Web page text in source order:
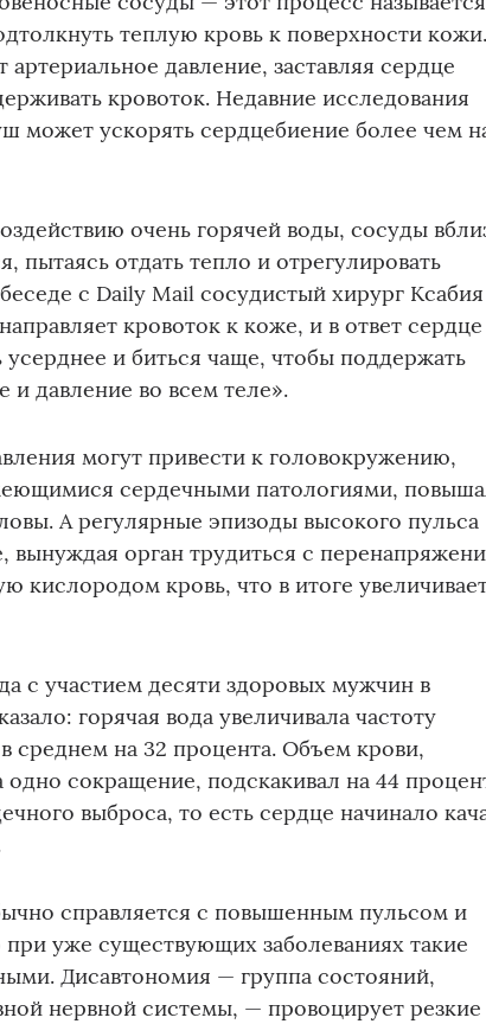
теплую кровь к поверхности
давление, заставляя сердце
кровоток. Недавние исследования
может ускорять сердцебиение более чем
очень горячей воды, сосуды
пытаясь отдать тепло и отрегулировать
с Daily Mail сосудистый хирург Ксабия
кровоток к коже, и в ответ сердце
усерднее и биться чаще, чтобы поддержать
и давление во всем теле».
могут привести к головокружению,
сердечными патологиями,
А регулярные эпизоды высокого пульса
вынуждая орган трудиться с
кислородом кровь, что в итоге
с участием десяти здоровых мужчин в
горячая вода увеличивала частоту
среднем на 32 процента. Объем крови,
сокращение, подскакивал на 44
выброса, то есть сердце начинало
справляется с повышенным пульсом и
уже существующих заболеваниях такие
Дисавтономия — группа состояний,
нервной системы, — провоцирует резкие